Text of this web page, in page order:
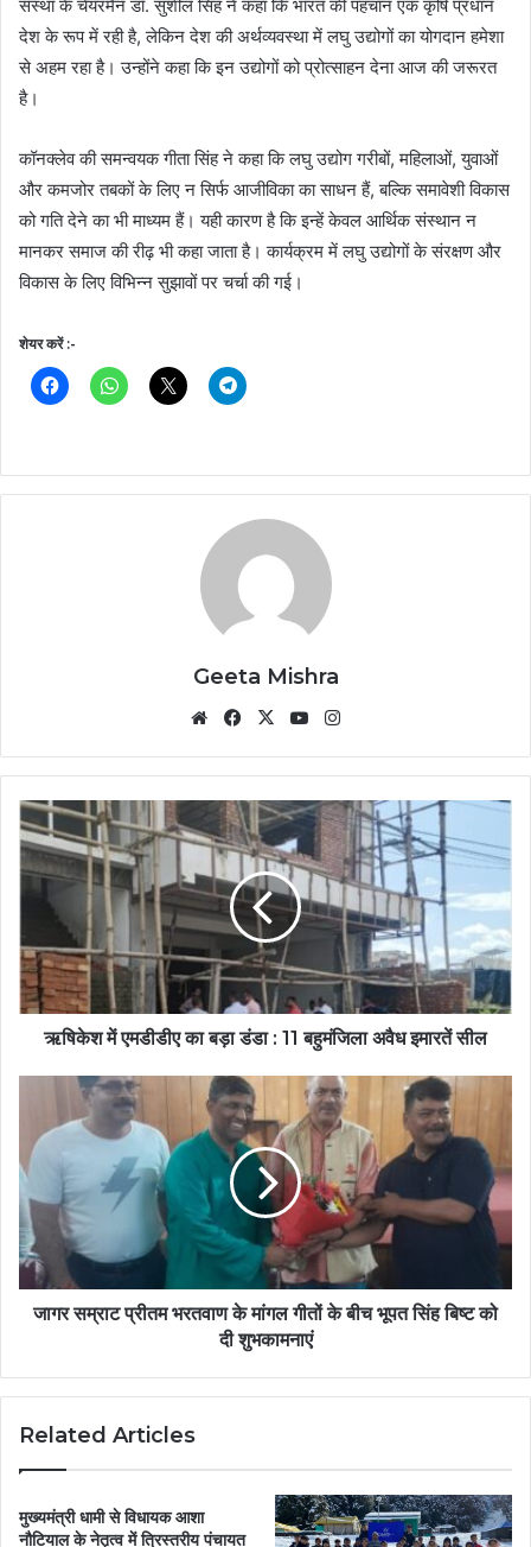
संस्था के चेयरमैन डॉ. सुशील सिंह ने कहा कि भारत की पहचान एक कृषि प्रधान
देश के रूप में रही है, लेकिन देश की अर्थव्यवस्था में लघु उद्योगों का योगदान हमेशा
से अहम रहा है। उन्होंने कहा कि इन उद्योगों को प्रोत्साहन देना आज की जरूरत
है।
कॉनक्लेव की समन्वयक गीता सिंह ने कहा कि लघु उद्योग गरीबों, महिलाओं, युवाओं
और कमजोर तबकों के लिए न सिर्फ आजीविका का साधन हैं, बल्कि समावेशी विकास
को गति देने का भी माध्यम हैं। यही कारण है कि इन्हें केवल आर्थिक संस्थान न
मानकर समाज की रीढ़ भी कहा जाता है। कार्यक्रम में लघु उद्योगों के संरक्षण और
विकास के लिए विभिन्न सुझावों पर चर्चा की गई।
शेयर करें :-
Geeta Mishra
WebsiteFacebook
X YouTube
ऋषिकेश में एमडीडीए का बड़ा डंडा : 11 बहुमंजिला अवैध इमारतें सील
जागर सम्राट प्रीतम भरतवाण के मांगल गीतों के बीच भूपत सिंह बिष्ट को
दी शुभकामनाएं
Related Articles
मुख्यमंत्री धामी से विधायक आशा
नौटियाल के नेतृत्व में त्रिस्तरीय पंचायत